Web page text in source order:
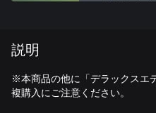
説明
※本商品の他に「デラックスエ
複購入にご注意ください。